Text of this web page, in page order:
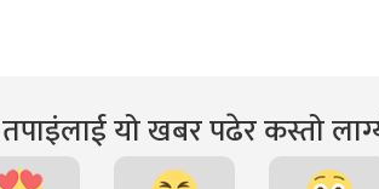
तपाइंलाई यो खबर पढेर कस्तो